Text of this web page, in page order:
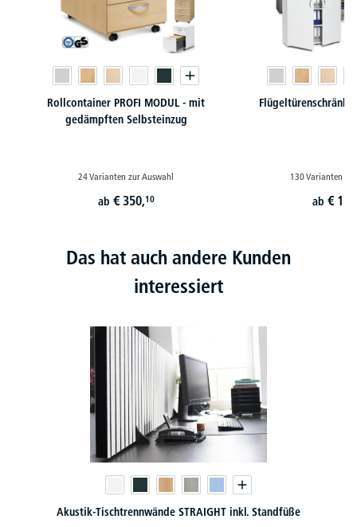
Rollcontainer PROFI MODUL - mit
gedämpften Selbsteinzug
24 Varianten zur Auswahl
ab € 350,10
Flügeltürenschränke
130 Varianten
ab €
Das hat auch andere Kunden
interessiert
Akustik-Tischtrennwände STRAIGHT inkl. Standfüße